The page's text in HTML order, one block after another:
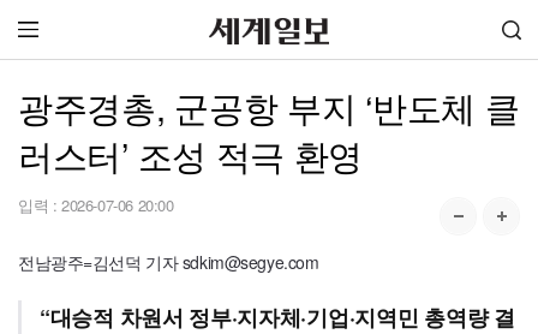
광주경총, 군공항 부지 ‘반도체 클
러스터’ 조성 적극 환영
입력 : 2026-07-06 20:00
전남광주=김선덕 기자 sdkim@segye.com
“대승적 차원서 정부·지자체·기업·지역민 총역량 결